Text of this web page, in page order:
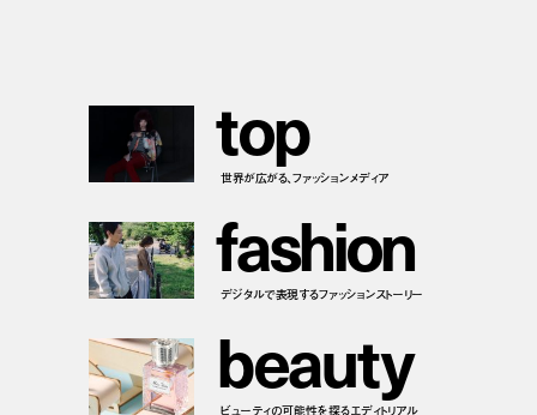
top
世界が広がる、ファッションメディア
fashion
デジタルで表現するファッションストーリー
beauty
ビューティの可能性を探るエディトリアル